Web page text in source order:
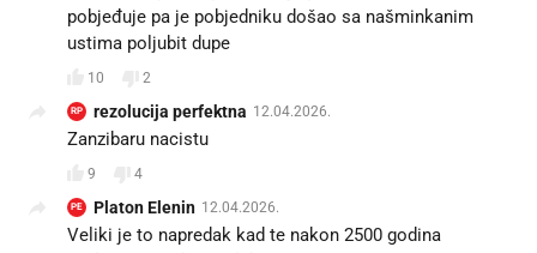
pobjeđuje pa je pobjedniku došao sa našminkanim
ustima poljubit dupe
10 2
RP rezolucija perfektna 12.04.2026.
Zanzibaru nacistu
9 4
PE Platon Elenin 12.04.2026.
Veliki je to napredak kad te nakon 2500 godina